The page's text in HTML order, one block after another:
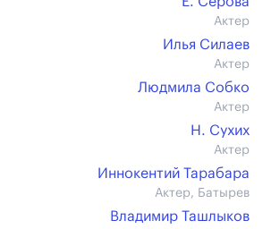
Актер
Илья Силаев
Актер
Людмила Собко
Актер
Н. Сухих
Актер
Иннокентий Тарабара
Актер, Батырев
Владимир Ташлыков